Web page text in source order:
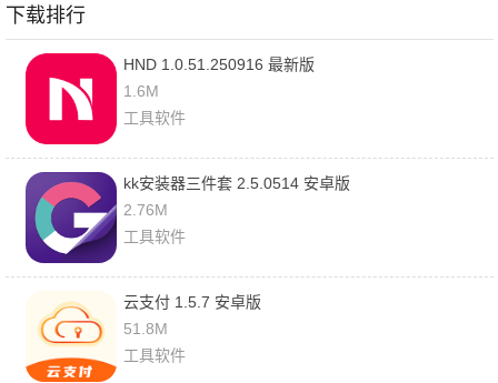
下载排行
HND 1.0.51.250916 最新版
1.6M
工具软件
kk安装器三件套 2.5.0514 安卓版
2.76M
工具软件
云支付 1.5.7 安卓版
51.8M
工具软件